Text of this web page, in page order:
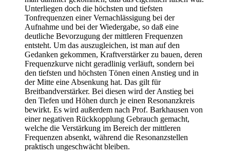
Unterliegen doch die höchsten und tiefsten
Tonfrequenzen einer Vernachlässigung bei der
Aufnahme und bei der Wiedergabe, so daß eine
deutliche Bevorzugung der mittleren Frequenzen
entsteht. Um das auszugleichen, ist man auf den
Gedanken gekommen, Kraftverstärker zu bauen, deren
Frequenzkurve nicht geradlinig verläuft, sondern bei
den tiefsten und höchsten Tönen einen Anstieg und in
der Mitte eine Absenkung hat. Das gilt für
Breitbandverstärker. Bei diesen wird der Anstieg bei
den Tiefen und Höhen durch je einen Resonanzkreis
bewirkt. Es wird außerdem nach Prof. Barkhausen von
einer negativen Rückkopplung Gebrauch gemacht,
welche die Verstärkung im Bereich der mittleren
Frequenzen absenkt, während die Resonanzstellen
praktisch ungeschwächt bleiben.